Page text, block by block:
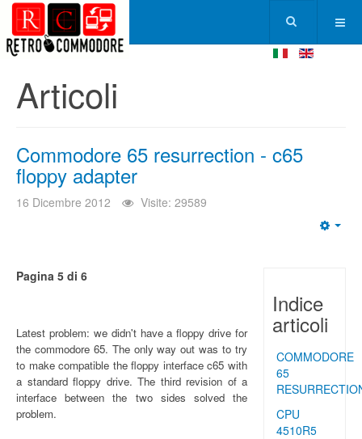
Articoli
Commodore 65 resurrection - c65
floppy adapter
16 Dicembre 2012 Visite: 29589
Indice
articoli
COMMODORE
65
CPU
4510R5
Pagina 5 di 6
Latest problem: we didn't have a floppy drive for
the commodore 65. The only way out was to try
to make compatible the floppy interface c65 with
a standard floppy drive. The third revision of a
interface between the two sides solved the
problem.